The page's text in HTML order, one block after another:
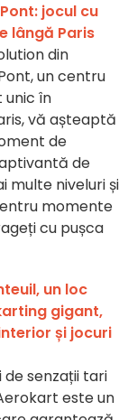
jocul cu
lângă Paris
din
un centru
unic în
vă așteaptă
de
de
multe niveluri și
momente
cu pușca
un loc
gigant,
și jocuri
senzații tari
este un